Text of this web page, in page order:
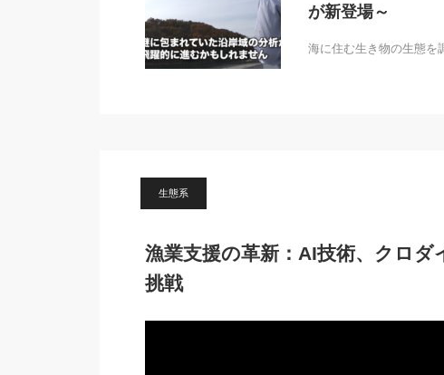
が新登場～
海に住む生き物の生態
生態系
漁業支援の革新：AI技術、クロ
挑戦